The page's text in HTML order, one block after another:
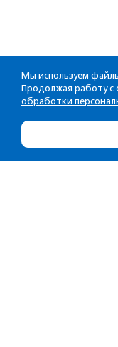
Мы используем
Продолжая работу с
обработки